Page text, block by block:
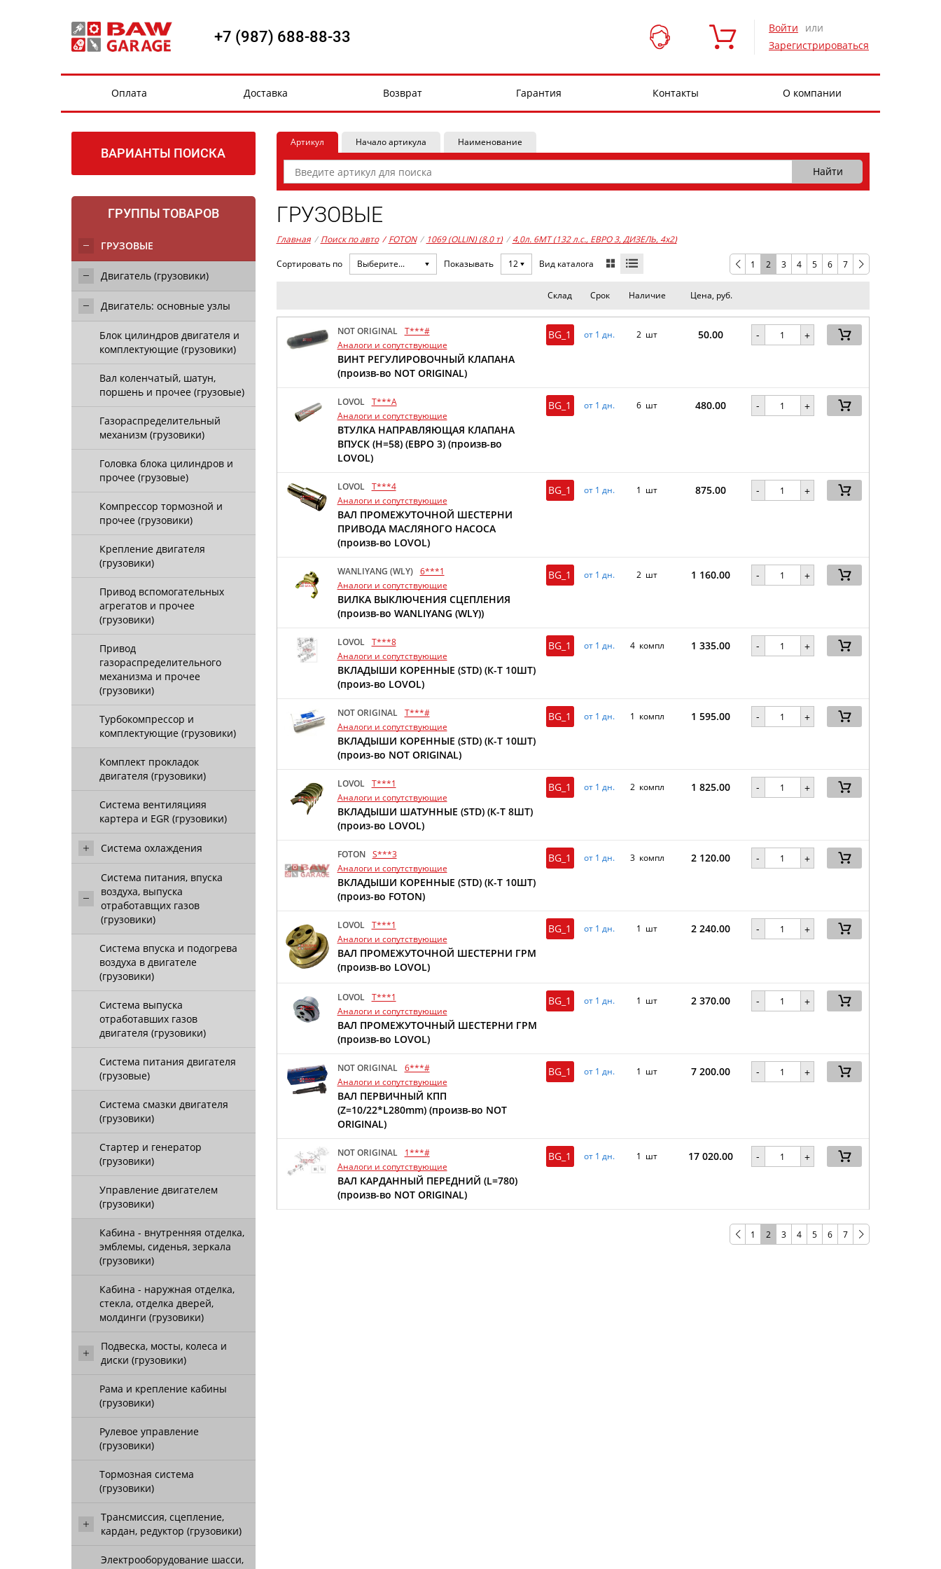
+7 (987) 688-88-33 Войти
или
Зарегистрироваться
Оплата Доставка Возврат Гарантия Контакты О компании
ВАРИАНТЫ ПОИСКА
ГРУППЫ ТОВАРОВ
ГРУЗОВЫЕ
Двигатель (грузовики)
Двигатель: основные узлы
Блок цилиндров двигателя и
комплектующие (грузовики)
Вал коленчатый, шатун,
поршень и прочее (грузовые)
Газораспределительный
механизм (грузовики)
Головка блока цилиндров и
прочее (грузовые)
Компрессор тормозной и
прочее (грузовики)
Крепление двигателя
(грузовики)
Привод вспомогательных
агрегатов и прочее
(грузовики)
Привод
газораспределительного
механизма и прочее
(грузовики)
Турбокомпрессор и
комплектующие (грузовики)
Комплект прокладок
двигателя (грузовики)
Система вентиляцияя
картера и EGR (грузовики)
Система охлаждения
Система питания, впуска
воздуха, выпуска
отработавщих газов
(грузовики)
Система впуска и подогрева
воздуха в двигателе
(грузовики)
Система выпуска
отработавших газов
двигателя (грузовики)
Система питания двигателя
(грузовые)
Система смазки двигателя
(грузовики)
Стартер и генератор
(грузовики)
Управление двигателем
(грузовики)
Кабина - внутренняя отделка,
эмблемы, сиденья, зеркала
(грузовики)
Кабина - наружная отделка,
стекла, отделка дверей,
молдинги (грузовики)
Подвеска, мосты, колеса и
диски (грузовики)
Рама и крепление кабины
(грузовики)
Рулевое управление
(грузовики)
Тормозная система
(грузовики)
Трансмиссия, сцепление,
кардан, редуктор (грузовики)
Электрооборудование шасси,
Артикул Начало артикула Наименование
ГРУЗОВЫЕ
Главная / Поиск по авто / FOTON / 1069 (OLLIN) (8.0 т) / 4,0л. 6MT (132 л.с., ЕВРО 3, ДИЗЕЛЬ, 4x2)
Сортировать по Выберите... Показывать 12 Вид каталога 1 2 3 4 5 6 7
Склад Срок Наличие Цена, руб.
NOT ORIGINAL
T***#
Аналоги и сопутствующие
ВИНТ РЕГУЛИРОВОЧНЫЙ КЛАПАНА
(произв-во NOT ORIGINAL)
BG_1 от 1 дн. 2 шт 50.00 - +
LOVOL
T***A
Аналоги и сопутствующие
ВТУЛКА НАПРАВЛЯЮЩАЯ КЛАПАНА
ВПУСК (H=58) (ЕВРО 3) (произв-во
LOVOL)
BG_1 от 1 дн. 6 шт 480.00 - +
LOVOL
T***4
Аналоги и сопутствующие
ВАЛ ПРОМЕЖУТОЧНОЙ ШЕСТЕРНИ
ПРИВОДА МАСЛЯНОГО НАСОСА
(произв-во LOVOL)
BG_1 от 1 дн. 1 шт 875.00 - +
WANLIYANG (WLY)
6***1
Аналоги и сопутствующие
ВИЛКА ВЫКЛЮЧЕНИЯ СЦЕПЛЕНИЯ
(произв-во WANLIYANG (WLY))
BG_1 от 1 дн. 2 шт 1 160.00 - +
LOVOL
T***8
Аналоги и сопутствующие
ВКЛАДЫШИ КОРЕННЫЕ (STD) (К-Т 10ШТ)
(произ-во LOVOL)
BG_1 от 1 дн. 4 компл 1 335.00 - +
NOT ORIGINAL
T***#
Аналоги и сопутствующие
ВКЛАДЫШИ КОРЕННЫЕ (STD) (К-Т 10ШТ)
(произ-во NOT ORIGINAL)
BG_1 от 1 дн. 1 компл 1 595.00 - +
LOVOL
T***1
Аналоги и сопутствующие
ВКЛАДЫШИ ШАТУННЫЕ (STD) (К-Т 8ШТ)
(произ-во LOVOL)
BG_1 от 1 дн. 2 компл 1 825.00 - +
FOTON
S***3
Аналоги и сопутствующие
ВКЛАДЫШИ КОРЕННЫЕ (STD) (К-Т 10ШТ)
(произ-во FOTON)
BG_1 от 1 дн. 3 компл 2 120.00 - +
LOVOL
T***1
Аналоги и сопутствующие
ВАЛ ПРОМЕЖУТОЧНОЙ ШЕСТЕРНИ ГРМ
(произв-во LOVOL)
BG_1 от 1 дн. 1 шт 2 240.00 - +
LOVOL
T***1
Аналоги и сопутствующие
ВАЛ ПРОМЕЖУТОЧНЫЙ ШЕСТЕРНИ ГРМ
(произв-во LOVOL)
BG_1 от 1 дн. 1 шт 2 370.00 - +
NOT ORIGINAL
6***#
Аналоги и сопутствующие
ВАЛ ПЕРВИЧНЫЙ КПП
(Z=10/22*L280mm) (произв-во NOT
ORIGINAL)
BG_1 от 1 дн. 1 шт 7 200.00 - +
NOT ORIGINAL
1***#
Аналоги и сопутствующие
ВАЛ КАРДАННЫЙ ПЕРЕДНИЙ (L=780)
(произв-во NOT ORIGINAL)
BG_1 от 1 дн. 1 шт 17 020.00 - +
1 2 3 4 5 6 7